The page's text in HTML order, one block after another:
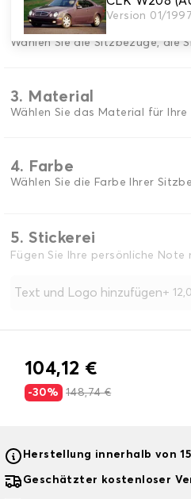
Version 01/
2. Satz von Bezügen
Wählen Sie die Sitzbezüge, die
3. Material
Wählen Sie das Material für Ihre
4. Farbe
Wählen Sie die Farbe Ihrer
5. Stickerei
Fügen Sie Ihre persönliche
Text und Logo hinzufügen +
104,12 €
-30% 148,74 €
Herstellung innerhalb von
Geschätzter kostenloser